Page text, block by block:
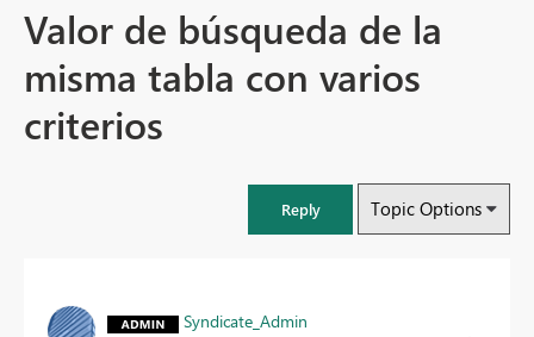
Valor de búsqueda de la
misma tabla con varios
criterios
Reply Topic Options
Syndicate_Admin